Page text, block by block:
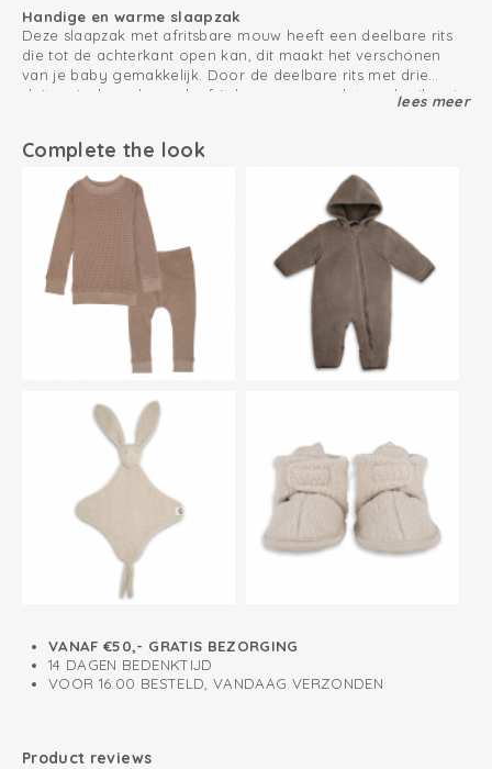
Handige en warme slaapzak
Deze slaapzak met afritsbare mouw heeft een deelbare rits
die tot de achterkant open kan, dit maakt het verschonen
van je baby gemakkelijk. Door de deelbare rits met drie
sluiters is deze slaapzak afritsbare mouw ook te gebruiken in
het Oeko-Tex keurmerk. De slaapzak heeft afritsbare
mouwen en een TOG waarde van 2,4, waardoor hij in ieder
seizoen te gebruiken is. De kleinste maat 50/62 heeft
krabwantjes die ervoor zorgen dat je baby zichzelf niet open
krabt. Deze slaapzak is voor baby’s vanaf geboorte tot en
met 3 jaar te gebruiken.
Voor een heerlijk nachtrust kan je slaapzak combineren met
een romper met korte of lange mouwen.
2.4 TOG
Deelbare rits met 3 sluiters voor gebruik in autostoel
Sluit goed aan op de nek en armen
Maat 50/62 heeft krabwantjes die voorkomen dat je baby
lees meer
Complete the look
VANAF €50,- GRATIS BEZORGING
14 DAGEN BEDENKTIJD
VOOR 16:00 BESTELD, VANDAAG VERZONDEN
Product reviews